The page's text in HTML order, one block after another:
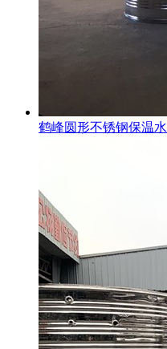
鹤峰圆形不锈钢保温水